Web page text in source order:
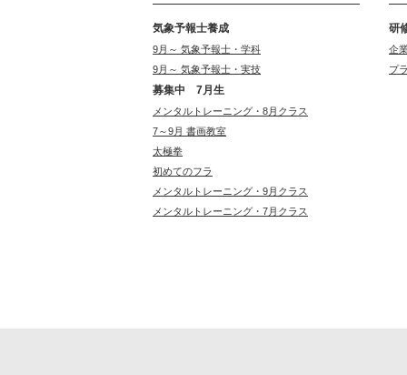
気象予報士養成
9月～ 気象予報士・学科
9月～ 気象予報士・実技
募集中 7月生
メンタルトレーニング・8月クラス
7～9月 書画教室
太極拳
初めてのフラ
メンタルトレーニング・9月クラス
メンタルトレーニング・7月クラス
研
企
プ